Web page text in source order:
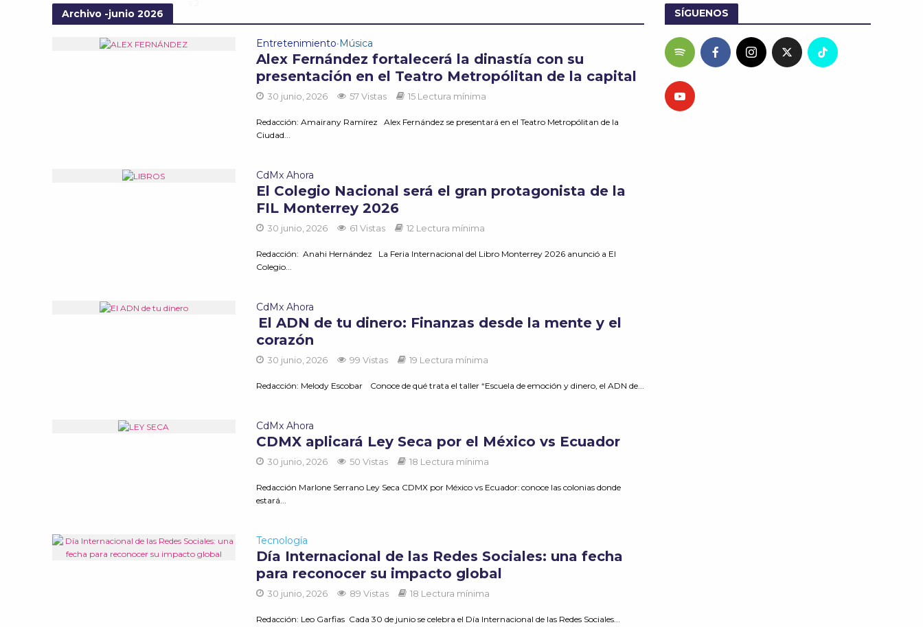
Archivo -junio 2026
Entretenimiento•Música
Alex Fernández fortalecerá la dinastía con su
presentación en el Teatro Metropólitan de la capital
30 junio, 2026 57 Vistas 15 Lectura mínima
Redacción: Amairany Ramírez Alex Fernández se presentará en el Teatro Metropólitan de la
Ciudad...
CdMx Ahora
El Colegio Nacional será el gran protagonista de la
FIL Monterrey 2026
30 junio, 2026 61 Vistas 12 Lectura mínima
Redacción: Anahi Hernández La Feria Internacional del Libro Monterrey 2026 anunció a El
Colegio...
CdMx Ahora
El ADN de tu dinero: Finanzas desde la mente y el
corazón
30 junio, 2026 99 Vistas 19 Lectura mínima
Redacción: Melody Escobar Conoce de qué trata el taller “Escuela de emoción y dinero, el ADN de...
CdMx Ahora
CDMX aplicará Ley Seca por el México vs Ecuador
30 junio, 2026 50 Vistas 18 Lectura mínima
Redacción Marlone Serrano Ley Seca CDMX por México vs Ecuador: conoce las colonias donde
estará...
Tecnología
Día Internacional de las Redes Sociales: una fecha
para reconocer su impacto global
30 junio, 2026 89 Vistas 18 Lectura mínima
Redacción: Leo Garfias Cada 30 de junio se celebra el Día Internacional de las Redes Sociales...
SÍGUENOS